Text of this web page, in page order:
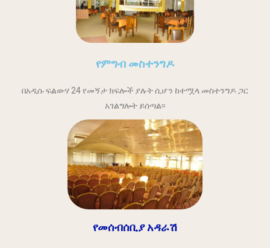
የምግብ መስተንግዶ
በአዲሱ ፍልውሃ 24 የመኝታ ክፍሎች ያሉት ሲሆን ከተሟላ መስተንግዶ ጋር
አገልግሎት ይሰጣል፡፡
የመሰብሰቢያ አዳራሽ